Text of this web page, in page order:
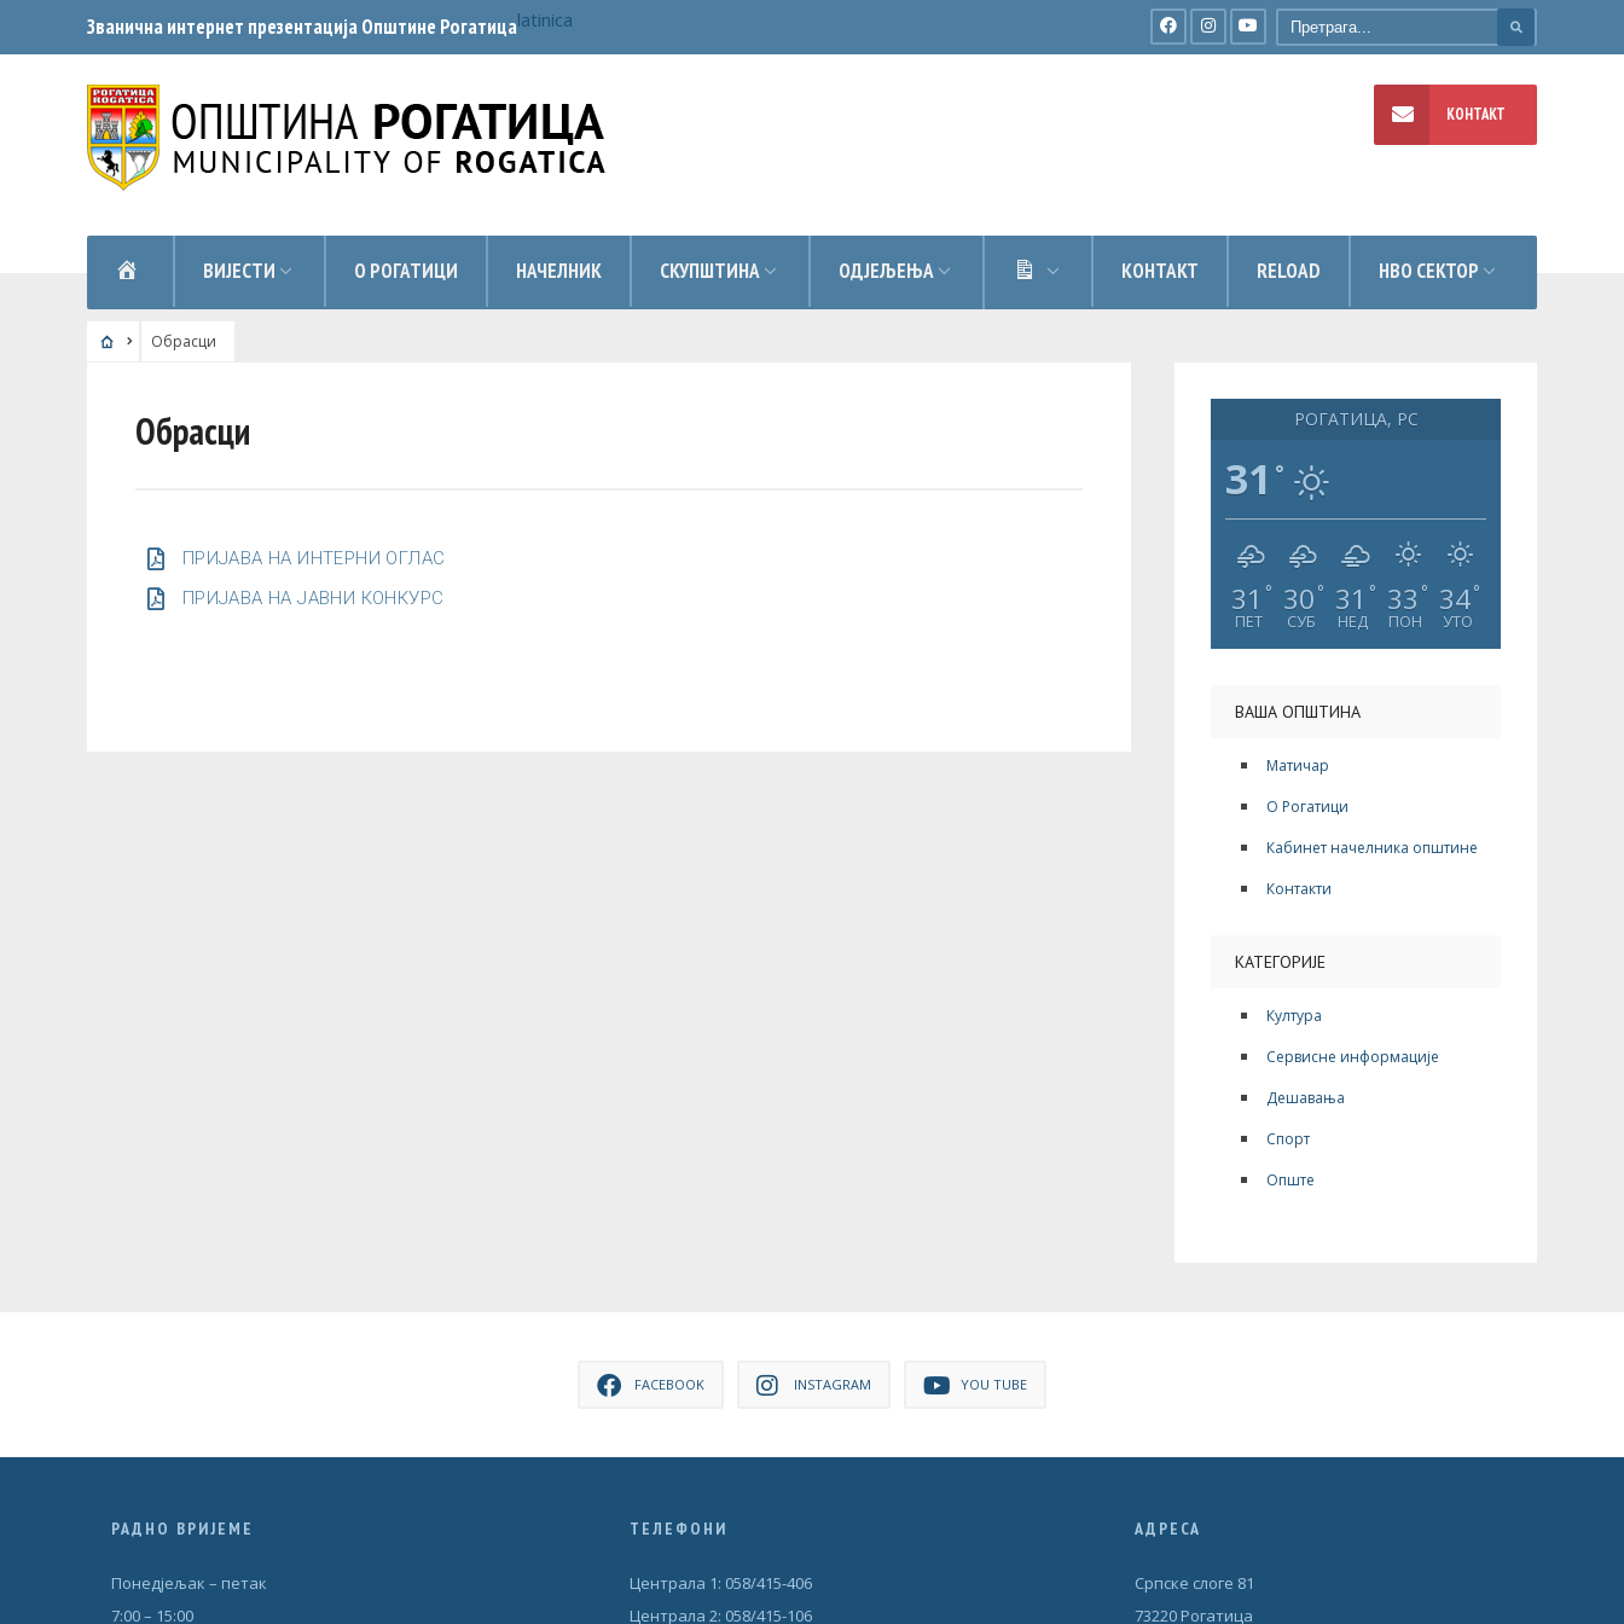
Званична интернет презентација Општинe Рогатицаlatinica
НАСЛОВНАВИЈЕСТИ О РОГАТИЦИ НАЧЕЛНИК СКУПШТИНА ОДЈЕЉЕЊА ДОКУМЕНТИКОНТАКТ RELOAD НВО СЕКТОР
КОНТАКТ
Обрасци
Обрасци
ПРИЈАВА НА ИНТЕРНИ ОГЛАС
ПРИЈАВА НА ЈАВНИ КОНКУРС
РОГАТИЦА, РС
31 °
31 °
ПЕТ
30 °
СУБ
31 °
НЕД
33 °
ПОН
34°
УТО
ВАША ОПШТИНА
Матичар
О Рогатици
Кабинет начелника општине
Контакти
КАТЕГОРИЈЕ
Култура
Сервисне информације
Дешавања
Спорт
Опште
FACEBOOK INSTAGRAM YOU TUBE
РАДНО ВРИЈЕМЕ
Понедjељак – петак
7:00 – 15:00
ТЕЛЕФОНИ
Централа 1: 058/415-406
Централа 2: 058/415-106
АДРЕСА
Српске слоге 81
73220 Рогатица